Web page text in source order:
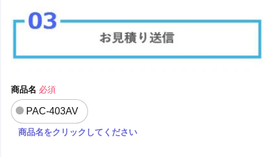
商品名 必須
PAC-403AV
商品名をクリックしてください